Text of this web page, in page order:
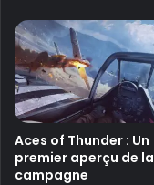
Aces of Thunder : Un
premier aperçu de la
campagne